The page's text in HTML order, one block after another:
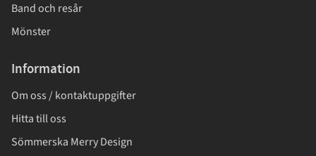
Band och resår
Mönster
Information
Om oss / kontaktuppgifter
Hitta till oss
Sömmerska Merry Design